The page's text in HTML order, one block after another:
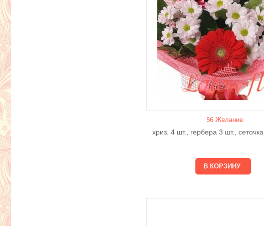
56 Желание
хриз. 4 шт., гербера 3 шт., сеточка